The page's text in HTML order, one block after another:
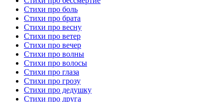
Стихи про боль
Стихи про брата
Стихи про весну
Стихи про ветер
Стихи про вечер
Стихи про волны
Стихи про волосы
Стихи про глаза
Стихи про грозу
Стихи про дедушку
Стихи про друга